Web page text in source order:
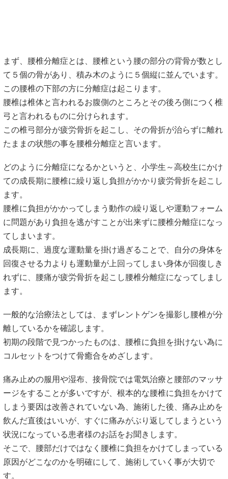
まず、腰椎分離症とは、腰椎という腰の部分の背骨が数とし
て５個の骨があり、積み木のように５個縦に並んでいます。
この腰椎の下部の方に分離症は起こります。
腰椎は椎体と言われるお腹側のところとその後ろ側につく椎
弓と言われるものに分けられます。
この椎弓部分が疲労骨折を起こし、その骨折が治らずに離れ
たままの状態の事を腰椎分離症と言います。
どのように分離症になるかというと、小学生～高校生にかけ
ての成長期に腰椎に繰り返し負担がかかり疲労骨折を起こし
ます。
腰椎に負担がかかってしまう動作の繰り返しや運動フォーム
に問題があり負担を逃がすことが出来ずに腰椎分離症になっ
てしまいます。
成長期に、過度な運動量を掛け過ぎることで、自分の身体を
回復させる力よりも運動量が上回ってしまい身体が回復しき
れずに、腰痛が疲労骨折を起こし腰椎分離症になってしまし
ます。
一般的な治療法としては、まずレントゲンを撮影し腰椎が分
離しているかを確認します。
初期の段階で見つかったものは、腰椎に負担を掛けない為に
コルセットをつけて骨癒合をめざします。
痛み止めの服用や湿布、接骨院では電気治療と腰部のマッサ
ージをすることが多いですが、根本的な腰椎に負担をかけて
しまう要因は改善されていない為、施術した後、痛み止めを
飲んだ直後はいいが、すぐに痛みがぶり返してしまうという
状況になっている患者様のお話をお聞きします。
そこで、腰部だけではなく腰椎に負担をかけてしまっている
原因がどこなのかを明確にして、施術していく事が大切で
す。